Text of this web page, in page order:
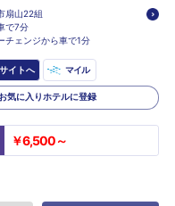
扇山22組
で7分
チェンジから車で1分
イトへ マイル
お気に入りホテルに登録
￥6,500～